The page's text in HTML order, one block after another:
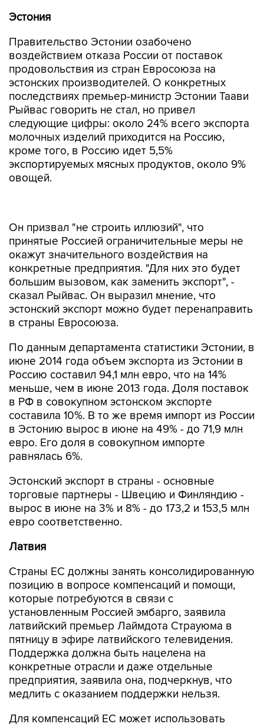
Эстония
Правительство Эстонии озабочено
воздействием отказа России от поставок
продовольствия из стран Евросоюза на
эстонских производителей. О конкретных
последствиях премьер-министр Эстонии Таави
Рыйвас говорить не стал, но привел
следующие цифры: около 24% всего экспорта
молочных изделий приходится на Россию,
кроме того, в Россию идет 5,5%
экспортируемых мясных продуктов, около 9%
овощей.
окажут значительного воздействия на
конкретные предприятия. "Для них это будет
большим вызовом, как заменить экспорт", -
сказал Рыйвас. Он выразил мнение, что
эстонский экспорт можно будет перенаправить
в страны Евросоюза.
По данным департамента статистики Эстонии, в
Россию составил 94,1 млн евро, что на 14%
меньше, чем в июне 2013 года. Доля поставок
в РФ в совокупном эстонском экспорте
составила 10%. В то же время импорт из России
в Эстонию вырос в июне на 49% - до 71,9 млн
евро. Его доля в совокупном импорте
равнялась 6%.
Эстонский экспорт в страны - основные
вырос в июне на 3% и 8% - до 173,2 и 153,5 млн
евро соответственно.
Латвия
Страны ЕС должны занять консолидированную
которые потребуются в связи с
установленным Россией эмбарго, заявила
латвийский премьер Лаймдота Страуюма в
пятницу в эфире латвийского телевидения.
Поддержка должна быть нацелена на
конкретные отрасли и даже отдельные
предприятия, заявила она, подчеркнув, что
медлить с оказанием поддержки нельзя.
Для компенсаций ЕС может использовать
составляющий 400 млн евро. "Министры